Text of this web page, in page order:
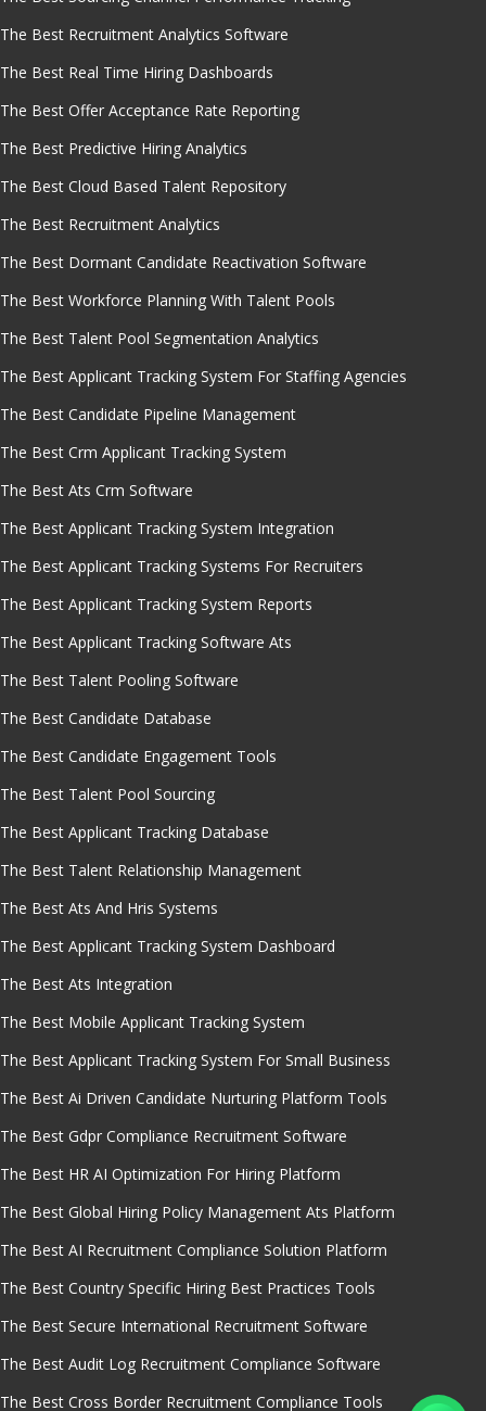
The Best Recruitment Analytics Software
The Best Real Time Hiring Dashboards
The Best Offer Acceptance Rate Reporting
The Best Predictive Hiring Analytics
The Best Cloud Based Talent Repository
The Best Recruitment Analytics
The Best Dormant Candidate Reactivation Software
The Best Workforce Planning With Talent Pools
The Best Talent Pool Segmentation Analytics
The Best Applicant Tracking System For Staffing Agencies
The Best Candidate Pipeline Management
The Best Crm Applicant Tracking System
The Best Ats Crm Software
The Best Applicant Tracking System Integration
The Best Applicant Tracking Systems For Recruiters
The Best Applicant Tracking System Reports
The Best Applicant Tracking Software Ats
The Best Talent Pooling Software
The Best Candidate Database
The Best Candidate Engagement Tools
The Best Talent Pool Sourcing
The Best Applicant Tracking Database
The Best Talent Relationship Management
The Best Ats And Hris Systems
The Best Applicant Tracking System Dashboard
The Best Ats Integration
The Best Mobile Applicant Tracking System
The Best Applicant Tracking System For Small Business
The Best Ai Driven Candidate Nurturing Platform Tools
The Best Gdpr Compliance Recruitment Software
The Best HR AI Optimization For Hiring Platform
The Best Global Hiring Policy Management Ats Platform
The Best AI Recruitment Compliance Solution Platform
The Best Country Specific Hiring Best Practices Tools
The Best Secure International Recruitment Software
The Best Audit Log Recruitment Compliance Software
The Best Cross Border Recruitment Compliance Tools